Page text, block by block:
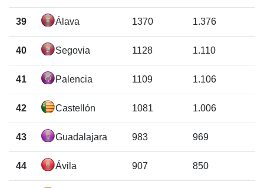
39 Álava 1370 1.376
40 Segovia 1128 1.110
41 Palencia 1109 1.106
42 Castellón 1081 1.006
43 Guadalajara 983 969
44 Ávila 907 850